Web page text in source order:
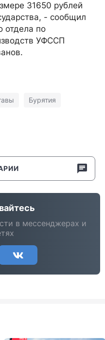
31650 рублей
- сообщил
отдела по
УФССП
Бурятия
в мессенджерах и